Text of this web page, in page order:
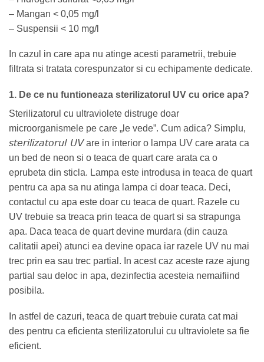
– Mangan < 0,05 mg/l
– Suspensii < 10 mg/l
In cazul in care apa nu atinge acesti parametrii, trebuie
filtrata si tratata corespunzator si cu echipamente dedicate.
1. De ce nu funtioneaza sterilizatorul UV cu orice apa?
Sterilizatorul cu ultraviolete distruge doar
microorganismele pe care „le vede”. Cum adica? Simplu,
sterilizatorul UVare in interior o lampa UV care arata ca
un bed de neon si o teaca de quart care arata ca o
eprubeta din sticla. Lampa este introdusa in teaca de quart
pentru ca apa sa nu atinga lampa ci doar teaca. Deci,
contactul cu apa este doar cu teaca de quart. Razele cu
UV trebuie sa treaca prin teaca de quart si sa strapunga
apa. Daca teaca de quart devine murdara (din cauza
calitatii apei) atunci ea devine opaca iar razele UV nu mai
trec prin ea sau trec partial. In acest caz aceste raze ajung
partial sau deloc in apa, dezinfectia acesteia nemaifiind
posibila.
In astfel de cazuri, teaca de quart trebuie curata cat mai
des pentru ca eficienta sterilizatorului cu ultraviolete sa fie
eficient.